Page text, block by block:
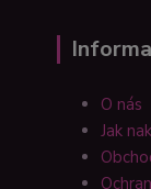
O nás
Jak